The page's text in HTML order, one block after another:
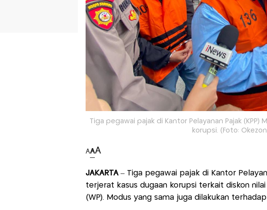
Tiga pegawai pajak di Kantor Pelayanan Pajak
korupsi. (Foto:
AAA
JAKARTA – Tiga pegawai pajak di Kantor
terjerat kasus dugaan korupsi terkait diskon
(WP). Modus yang sama juga dilakukan